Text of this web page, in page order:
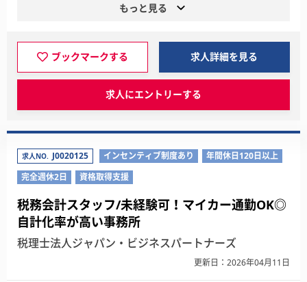
もっと見る
ブックマークする 求人詳細を見る
求人にエントリーする
求人NO. J0020125 インセンティブ制度あり
年間休日120日以上
完全週休2日
資格取得支援
税務会計スタッフ/未経験可！マイカー通勤OK◎
自計化率が高い事務所
税理士法人ジャパン・ビジネスパートナーズ
更新日：2026年04月11日